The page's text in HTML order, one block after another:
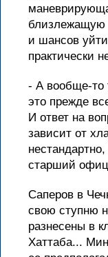
близлежащую
и шансов
практически
- А вообще-то
это прежде
И ответ на
зависит от
старший
Саперов в
свою ступню
разнесены в
Хаттаба...